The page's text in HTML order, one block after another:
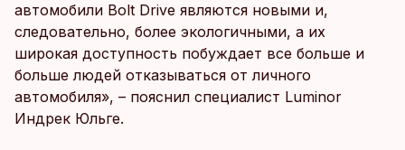
автомобили Bolt Drive являются новыми и,
следовательно, более экологичными, а их
широкая доступность побуждает все больше и
больше людей отказываться от личного
автомобиля», – пояснил специалист Luminor
Индрек Юльге.